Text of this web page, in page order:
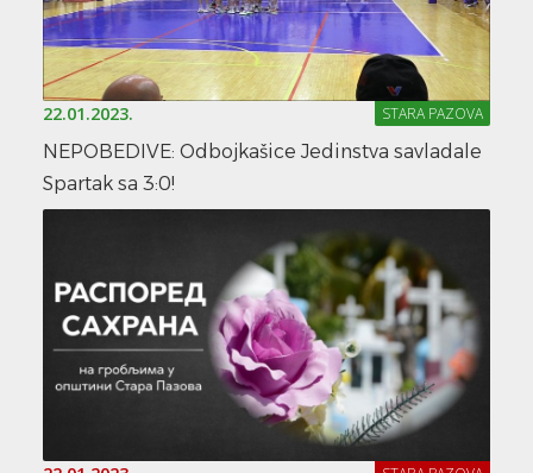
22.01.2023. STARA PAZOVA
NEPOBEDIVE: Odbojkašice Jedinstva savladale
Spartak sa 3:0!